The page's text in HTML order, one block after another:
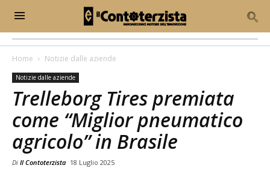
Home Notizie dalle aziende
Notizie dalle aziende
Trelleborg Tires premiata
come “Miglior pneumatico
agricolo” in Brasile
Di Il Contoterzista 18 Luglio 2025